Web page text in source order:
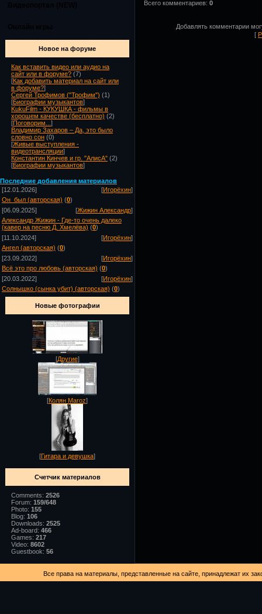
Новое на форуме
Как вставить видео или аудио на
сайт или в форуме? (7)
[Как добавить материал на сайт или
в форуме?]
Сергей Трофимов ("Трофим") (1)
[Биографии музыкантов]
KukuFilm - КУКУШКА - фильмы в
хорошем качестве (бесплатно) (2)
[Поговорим... ]
Владимир Захаров – Да, это было
словно сон (0)
[Живые выступления -
видеотрансляции]
Константин Кинчев и гр. "АлисА" (2)
[Биографии музыкантов]
Последние добавления материалов
[12.01.2026]
[Игорёхин]
Он_был (авторская) (0)
[06.09.2025]
[Жижин Александр]
Александр Жижин - Где-то очень далеко
(кавер на песню Д. Хмелёва) (0)
[11.10.2024]
[Игорёхин]
Ангел (авторская) (0)
[23.09.2022]
[Игорёхин]
Всё это про любовь (авторская) (0)
[20.03.2022]
[Игорёхин]
Солнышко (сынка убит) (авторская) (0)
Новые фотографии
[Другие]
[Колян Maroz]
[Гитара и девушка]
Счетчик материалов
Comments: 2526
Forum: 159/648
Photo: 155
Blog: 106
Downloads: 2525
Ad-board: 466
Games: 217
Video: 8602
Guestbook: 56
Всего комментариев: 0
Добавлять комментарии
[
Все права на материалы, представленные на сайте, принадлежат их